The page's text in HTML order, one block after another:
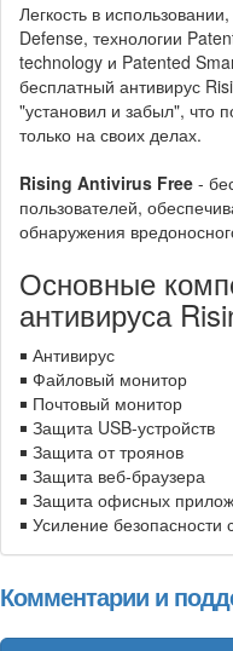
Легкость в
Defense, технологии
technology и Patented
бесплатный антивирус
"установил и забыл", что
только на своих делах.
Rising Antivirus Free-
пользователей,
обнаружения
Основные
антивируса
￭ Антивирус
￭ Файловый монитор
￭ Почтовый монитор
￭ Защита USB-устройств
￭ Защита от троянов
￭ Защита веб-браузера
￭ Защита офисных
￭ Усиление безопасности
Комментарии и